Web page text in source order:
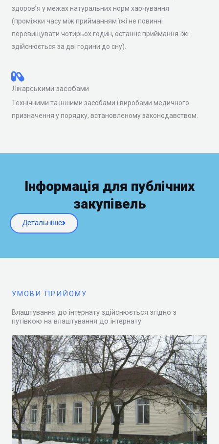
здоров’я у межах натуральних норм харчування
(проміжки часу між прийманням їжі не повинні
перевищувати чотирьох годин, останнє приймання їжі
здійснюється за дві години до сну).
Лікарськими засобами
Технічними та іншими засобами і виробами медичного
призначення у порядку, встановленому законодавством.
Інформація для публічних
закупівель
Детальніше
УМОВИ ПРИЙОМУ
Влаштування до інтернату здійснюється згідно з
путівкою на влаштування до інтернату